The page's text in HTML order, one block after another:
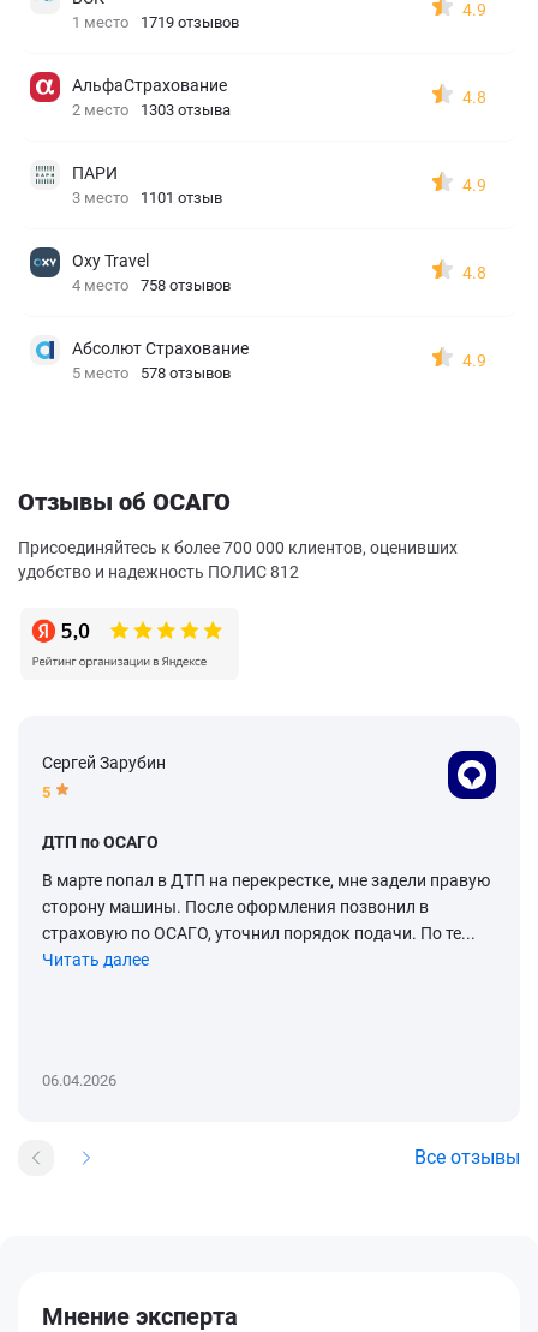
1 место 1719 отзывов
4.9
АльфаСтрахование
2 место 1303 отзыва
4.8
ПАРИ
3 место 1101 отзыв
4.9
Oxy Travel
4 место 758 отзывов
4.8
Абсолют Страхование
5 место 578 отзывов
4.9
Отзывы об ОСАГО
Присоединяйтесь к более 700 000 клиентов, оценивших
удобство и надежность ПОЛИС 812
Сергей Зарубин
5
ДТП по ОСАГО
В марте попал в ДТП на перекрестке, мне задели правую
сторону машины. После оформления позвонил в
страховую по ОСАГО, уточнил порядок подачи. По те...
Читать далее
06.04.2026
Все отзывы
Мнение эксперта